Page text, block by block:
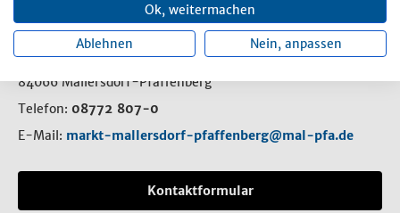
Ok, weitermachen
Ablehnen Nein, anpassen
Rathaus
84066 Mallersdorf-Pfaffenberg
Telefon: 08772 807-0
E-Mail: markt-mallersdorf-pfaffenberg@mal-pfa.de
Kontaktformular